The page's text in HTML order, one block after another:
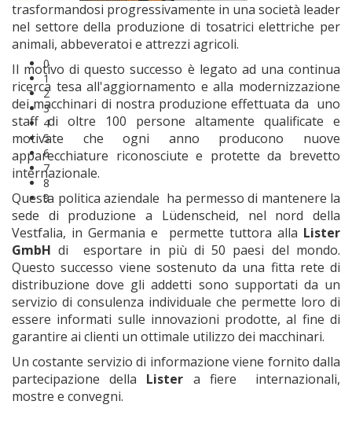
0
1
2
3
4
5
6
7
8
9
trasformandosi progressivamente in una società leader
nel settore della produzione di tosatrici elettriche per
animali, abbeveratoi e attrezzi agricoli.
Il motivo di questo successo è legato ad una continua
ricerca tesa all'aggiornamento e alla modernizzazione
dei macchinari di nostra produzione effettuata da uno
staff di oltre 100 persone altamente qualificate e
motivate che ogni anno producono nuove
apparecchiature riconosciute e protette da brevetto
internazionale.
Questa politica aziendale ha permesso di mantenere la
sede di produzione a Lüdenscheid, nel nord della
Vestfalia, in Germania e permette tuttora alla Lister
GmbH di esportare in più di 50 paesi del mondo.
Questo successo viene sostenuto da una fitta rete di
distribuzione dove gli addetti sono supportati da un
servizio di consulenza individuale che permette loro di
essere informati sulle innovazioni prodotte, al fine di
garantire ai clienti un ottimale utilizzo dei macchinari.
Un costante servizio di informazione viene fornito dalla
partecipazione della Lister a fiere internazionali,
mostre e convegni.